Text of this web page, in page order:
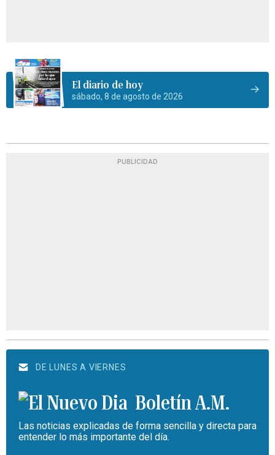
El diario de hoy
sábado, 8 de agosto de 2026
PUBLICIDAD
DE LUNES A VIERNES
Boletín A.M.
Las noticias explicadas de forma sencilla y directa para
entender lo más importante del día.